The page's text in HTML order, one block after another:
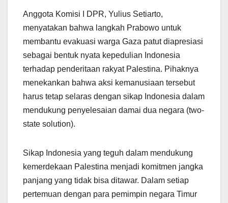
Anggota Komisi I DPR, Yulius Setiarto,
menyatakan bahwa langkah Prabowo untuk
membantu evakuasi warga Gaza patut diapresiasi
sebagai bentuk nyata kepedulian Indonesia
terhadap penderitaan rakyat Palestina. Pihaknya
menekankan bahwa aksi kemanusiaan tersebut
harus tetap selaras dengan sikap Indonesia dalam
mendukung penyelesaian damai dua negara (two-
state solution).
Sikap Indonesia yang teguh dalam mendukung
kemerdekaan Palestina menjadi komitmen jangka
panjang yang tidak bisa ditawar. Dalam setiap
pertemuan dengan para pemimpin negara Timur